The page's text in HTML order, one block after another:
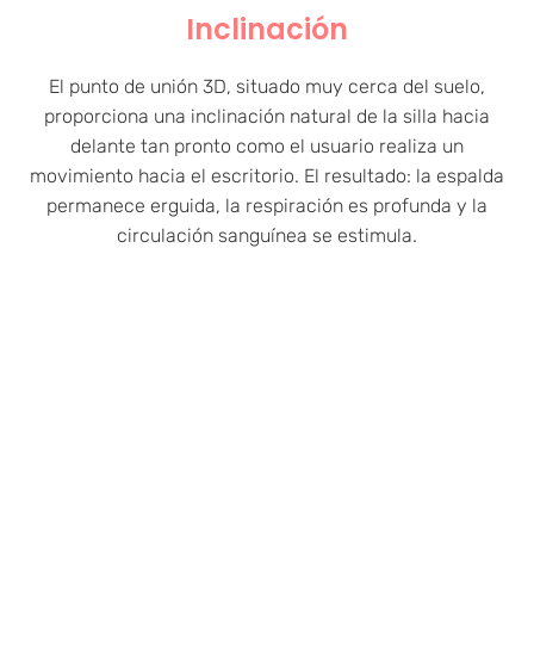
Inclinación
El punto de unión 3D, situado muy cerca del suelo,
proporciona una inclinación natural de la silla hacia
delante tan pronto como el usuario realiza un
movimiento hacia el escritorio. El resultado: la espalda
permanece erguida, la respiración es profunda y la
circulación sanguínea se estimula.